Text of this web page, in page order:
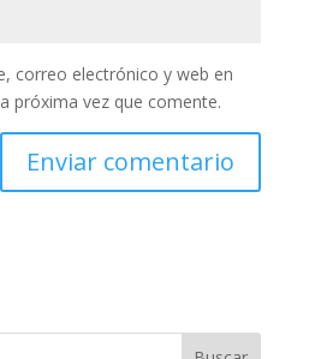
correo electrónico y web en
próxima vez que comente.